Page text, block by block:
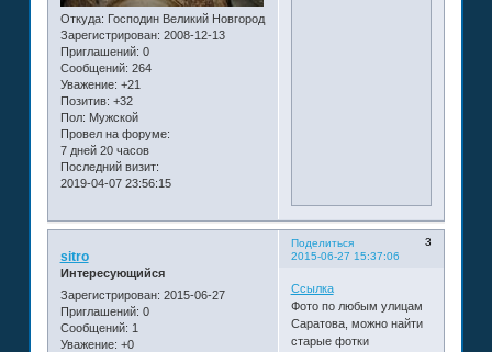
Откуда: Господин Великий Новгород
Зарегистрирован: 2008-12-13
Приглашений: 0
Сообщений: 264
Уважение: +21
Позитив: +32
Пол: Мужской
Провел на форуме:
7 дней 20 часов
Последний визит:
2019-04-07 23:56:15
Поделиться
3
2015-06-27 15:37:06
sitro
Интересующийся
Зарегистрирован: 2015-06-27
Приглашений: 0
Сообщений: 1
Уважение: +0
Ссылка
Фото по любым улицам
Саратова, можно найти
старые фотки